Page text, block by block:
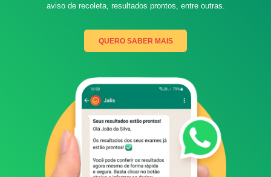
aviso de recoleta, resultados prontos, entre outras.
QUERO SABER MAIS